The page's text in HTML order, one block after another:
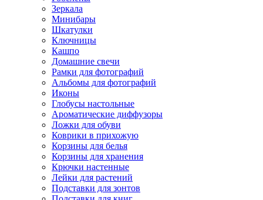
Зеркала
Минибары
Шкатулки
Ключницы
Кашпо
Домашние свечи
Рамки для фотографий
Альбомы для фотографий
Иконы
Глобусы настольные
Ароматические диффузоры
Ложки для обуви
Коврики в прихожую
Корзины для белья
Корзины для хранения
Крючки настенные
Лейки для растений
Подставки для зонтов